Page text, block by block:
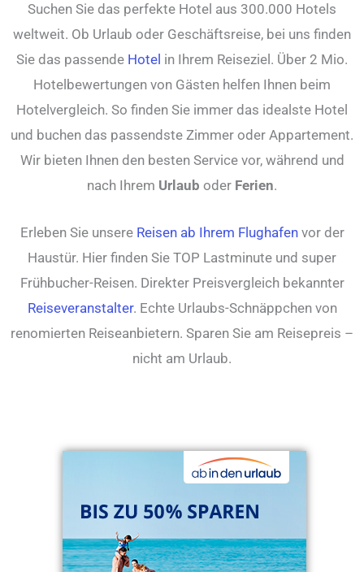
Suchen Sie das perfekte Hotel aus 300.000 Hotels
weltweit. Ob Urlaub oder Geschäftsreise, bei uns finden
Sie das passende Hotel in Ihrem Reiseziel. Über 2 Mio.
Hotelbewertungen von Gästen helfen Ihnen beim
Hotelvergleich. So finden Sie immer das idealste Hotel
und buchen das passendste Zimmer oder Appartement.
Wir bieten Ihnen den besten Service vor, während und
nach Ihrem Urlaub oder Ferien.
Erleben Sie unsere Reisen ab Ihrem Flughafenvor der
Haustür. Hier finden Sie TOP Lastminute und super
Frühbucher-Reisen. Direkter Preisvergleich bekannter
Reiseveranstalter. Echte Urlaubs-Schnäppchen von
renomierten Reiseanbietern. Sparen Sie am Reisepreis –
nicht am Urlaub.